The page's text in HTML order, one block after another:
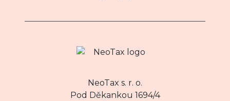
NeoTax s. r. o.
Pod Děkankou 1694/4